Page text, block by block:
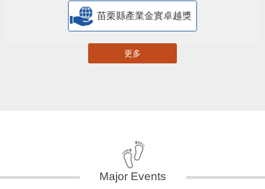
苗栗縣產業金實卓越獎
更多